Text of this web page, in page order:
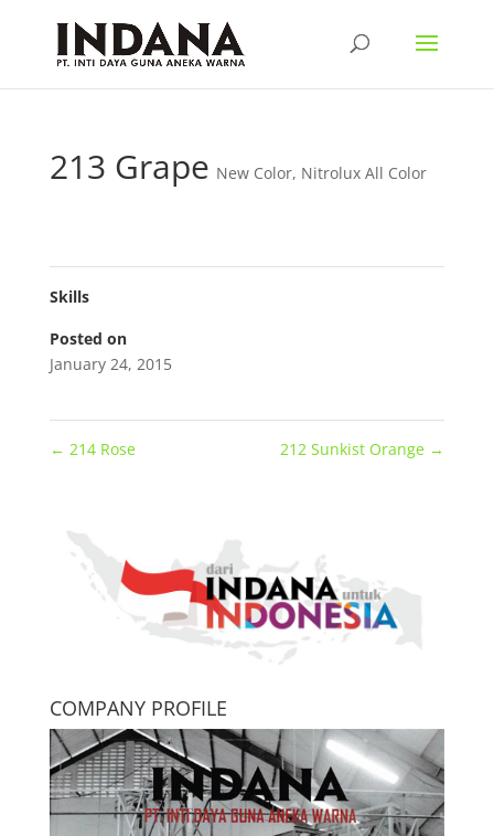
213 Grape New Color, Nitrolux All Color
Skills
Posted on
January 24, 2015
← 214 Rose 212 Sunkist Orange →
COMPANY PROFILE